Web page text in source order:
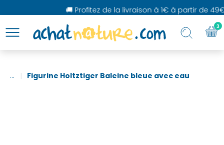
🚚 Profitez de la livraison à 1€ à partir de 49€
... Figurine Holtztiger Baleine bleue avec eau
3